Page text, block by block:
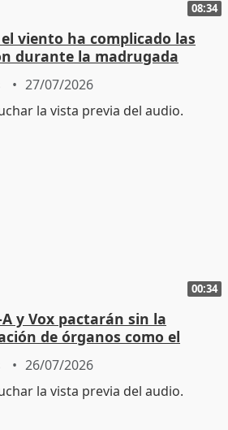
08:34
viento ha complicado las
durante la madrugada
27/07/2026
00:34
y Vox pactarán sin la
de órganos como el
26/07/2026